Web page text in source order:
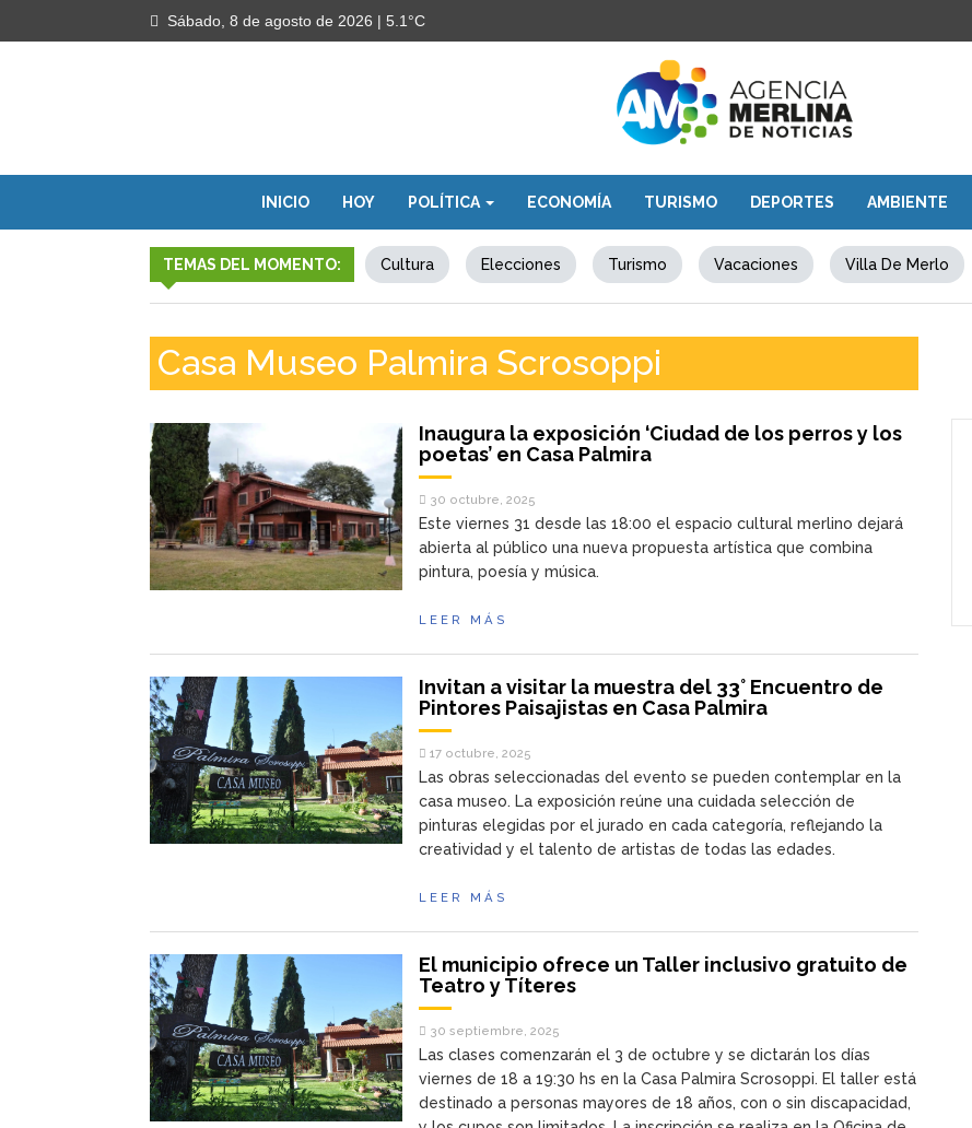
Sábado, 8 de agosto de 2026 | 5.1°C
INICIO HOY POLÍTICA ECONOMÍA TURISMO DEPORTES AMBIENTE
TEMAS DEL MOMENTO: Cultura Elecciones Turismo Vacaciones Villa De Merlo
Casa Museo Palmira Scrosoppi
Inaugura la exposición ‘Ciudad de los perros y los
poetas’ en Casa Palmira
30 octubre, 2025
Este viernes 31 desde las 18:00 el espacio cultural merlino dejará
abierta al público una nueva propuesta artística que combina
pintura, poesía y música.
LEER MÁS
Invitan a visitar la muestra del 33° Encuentro de
Pintores Paisajistas en Casa Palmira
17 octubre, 2025
Las obras seleccionadas del evento se pueden contemplar en la
casa museo. La exposición reúne una cuidada selección de
pinturas elegidas por el jurado en cada categoría, reflejando la
creatividad y el talento de artistas de todas las edades.
LEER MÁS
El municipio ofrece un Taller inclusivo gratuito de
Teatro y Títeres
30 septiembre, 2025
Las clases comenzarán el 3 de octubre y se dictarán los días
viernes de 18 a 19:30 hs en la Casa Palmira Scrosoppi. El taller está
destinado a personas mayores de 18 años, con o sin discapacidad,